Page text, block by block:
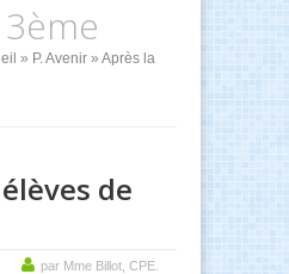
» P. Avenir » Après la
de
par Mme Billot, CPE.